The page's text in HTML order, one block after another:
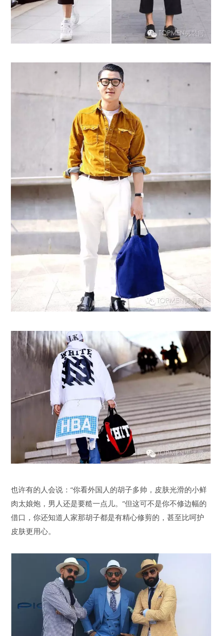
也许有的人会说：“你看外国人的胡子多帅，皮肤光滑的小鲜
肉太娘炮，男人还是要糙一点儿。”但这可不是你不修边幅的
借口，你还知道人家那胡子都是有精心修剪的，甚至比呵护
皮肤更用心。